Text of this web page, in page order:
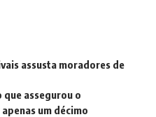
assusta moradores de
que assegurou o
um décimo